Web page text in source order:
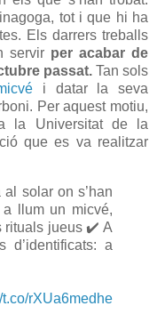
tot i que hi ha
Els darrers treballs
servir per acabar de
passat.Tan sols
i datar la seva
Per aquest motiu,
la Universitat de la
que es va realitzar
solar on s’han
llum un micvé,
rituals jueus ✔️ A
d’identificats: a
t.co/rXUa6medhe